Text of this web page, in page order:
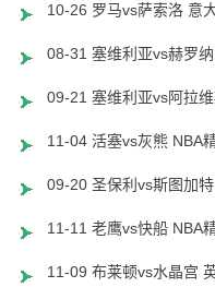
10-26 罗马vs萨索洛 意
08-31 塞维利亚vs赫罗
09-21 塞维利亚vs阿拉
11-04 活塞vs灰熊 NBA
09-20 圣保利vs斯图加
11-11 老鹰vs快船 NBA
11-09 布莱顿vs水晶宫